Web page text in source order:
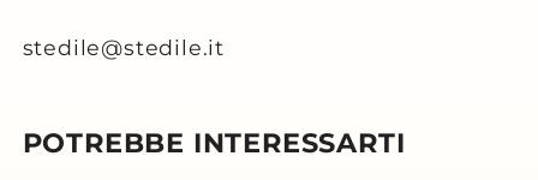
stedile@stedile.it
POTREBBE INTERESSARTI